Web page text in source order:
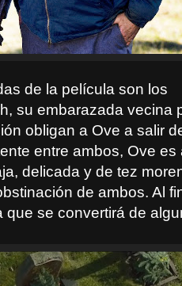
de la película son los
su embarazada vecina
obligan a Ove a salir
entre ambos, Ove es
delicada y de tez
de ambos. Al
se convertirá de